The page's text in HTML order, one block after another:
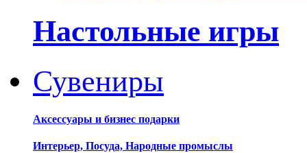
Настольные игры
Сувениры
Аксессуары и бизнес подарки
Интерьер, Посуда, Народные промыслы